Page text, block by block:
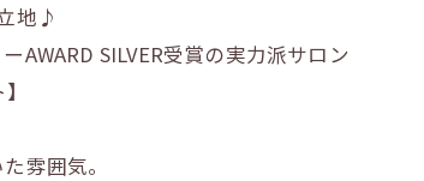
地♪
AWARD SILVER受賞の実力派サロン
雰囲気。